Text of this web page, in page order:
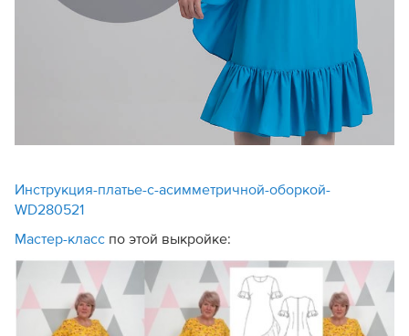
Инструкция-платье-с-асимметричной-оборкой-
WD280521
Мастер-класс по этой выкройке: